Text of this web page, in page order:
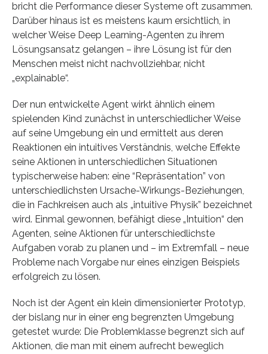
bricht die Performance dieser Systeme oft zusammen.
Darüber hinaus ist es meistens kaum ersichtlich, in
welcher Weise Deep Learning-Agenten zu ihrem
Lösungsansatz gelangen – ihre Lösung ist für den
Menschen meist nicht nachvollziehbar, nicht
„explainable“.
Der nun entwickelte Agent wirkt ähnlich einem
spielenden Kind zunächst in unterschiedlicher Weise
auf seine Umgebung ein und ermittelt aus deren
Reaktionen ein intuitives Verständnis, welche Effekte
seine Aktionen in unterschiedlichen Situationen
typischerweise haben: eine “Repräsentation” von
unterschiedlichsten Ursache-Wirkungs-Beziehungen,
die in Fachkreisen auch als „intuitive Physik” bezeichnet
wird. Einmal gewonnen, befähigt diese „Intuition“ den
Agenten, seine Aktionen für unterschiedlichste
Aufgaben vorab zu planen und – im Extremfall – neue
Probleme nach Vorgabe nur eines einzigen Beispiels
erfolgreich zu lösen.
Noch ist der Agent ein klein dimensionierter Prototyp,
der bislang nur in einer eng begrenzten Umgebung
getestet wurde: Die Problemklasse begrenzt sich auf
Aktionen, die man mit einem aufrecht beweglich